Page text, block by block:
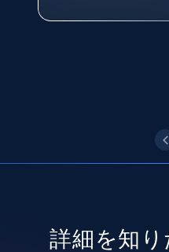
Youtube - Videos
Video length, Likes,
詳細を知り